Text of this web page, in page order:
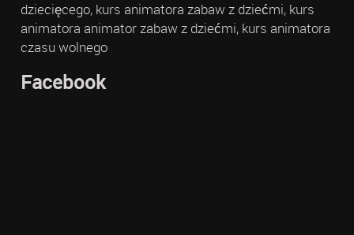
dziecięcego, kurs animatora zabaw z dziećmi, kurs
animatora animator zabaw z dziećmi, kurs animatora
czasu wolnego
Facebook